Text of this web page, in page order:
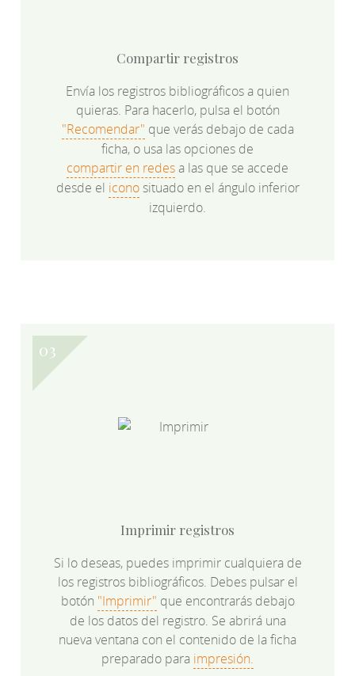
Compartir registros
Envía los registros bibliográficos a quien
quieras. Para hacerlo, pulsa el botón
"Recomendar" que verás debajo de cada
ficha, o usa las opciones de
compartir en redesa las que se accede
desde el iconosituado en el ángulo inferior
izquierdo.
Imprimir registros
Si lo deseas, puedes imprimir cualquiera de
los registros bibliográficos. Debes pulsar el
botón "Imprimir" que encontrarás debajo
de los datos del registro. Se abrirá una
nueva ventana con el contenido de la ficha
preparado para impresión.